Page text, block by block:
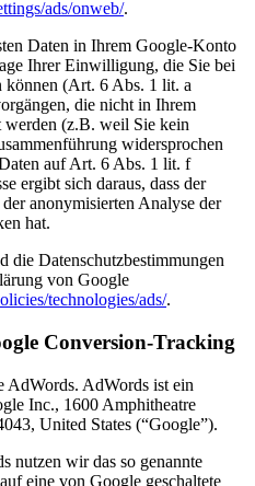
ads/onweb/.
Daten in Ihrem Google-Konto
Ihrer Einwilligung, die Sie bei
können (Art. 6 Abs. 1 lit. a
die nicht in Ihrem
(z.B. weil Sie kein
widersprochen
auf Art. 6 Abs. 1 lit. f
ergibt sich daraus, dass der
anonymisierten Analyse der
hat.
die Datenschutzbestimmungen
von Google
technologies/ads/.
Conversion-Tracking
AdWords. AdWords ist ein
Inc., 1600 Amphitheatre
United States (“Google”).
nutzen wir das so genannte
eine von Google geschaltete